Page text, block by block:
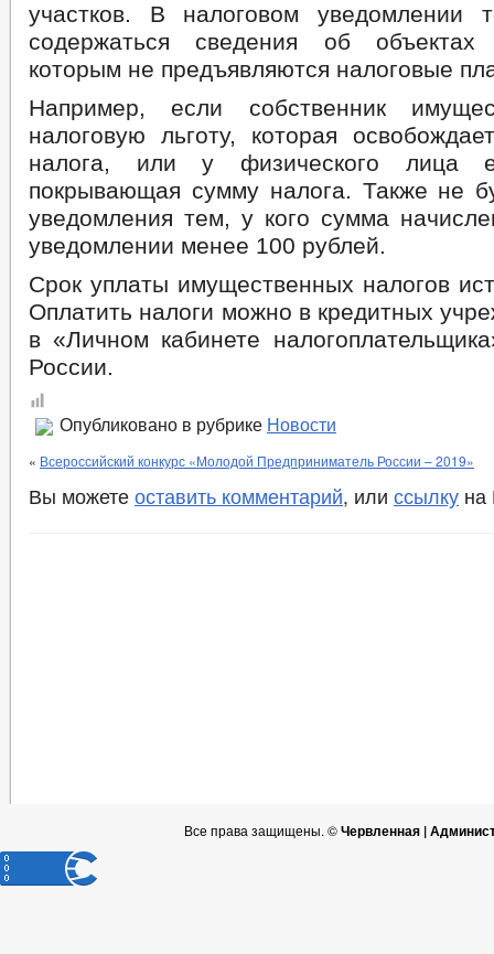
участков. В налоговом уведомлении
содержаться сведения об
которым не предъявляются налоговые
Например, если собственник
налоговую льготу, которая
налога, или у физического лица
покрывающая сумму налога. Также не
уведомления тем, у кого сумма
уведомлении менее 100 рублей.
Срок уплаты имущественных налогов
Оплатить налоги можно в кредитных
в «Личном кабинете
России.
Опубликовано в рубрике Новости
« Всероссийский конкурс «Молодой Предприниматель России – 2019»
Вы можете оставить комментарий, или ссылку на
Все права защищены. ©Червленная |